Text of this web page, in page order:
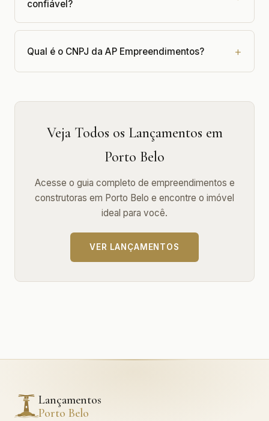
confiável?
Qual é o CNPJ da AP Empreendimentos?
Veja Todos os Lançamentos em
Porto Belo
Acesse o guia completo de empreendimentos e
construtoras em Porto Belo e encontre o imóvel
ideal para você.
VER LANÇAMENTOS
Lançamentos
Porto Belo